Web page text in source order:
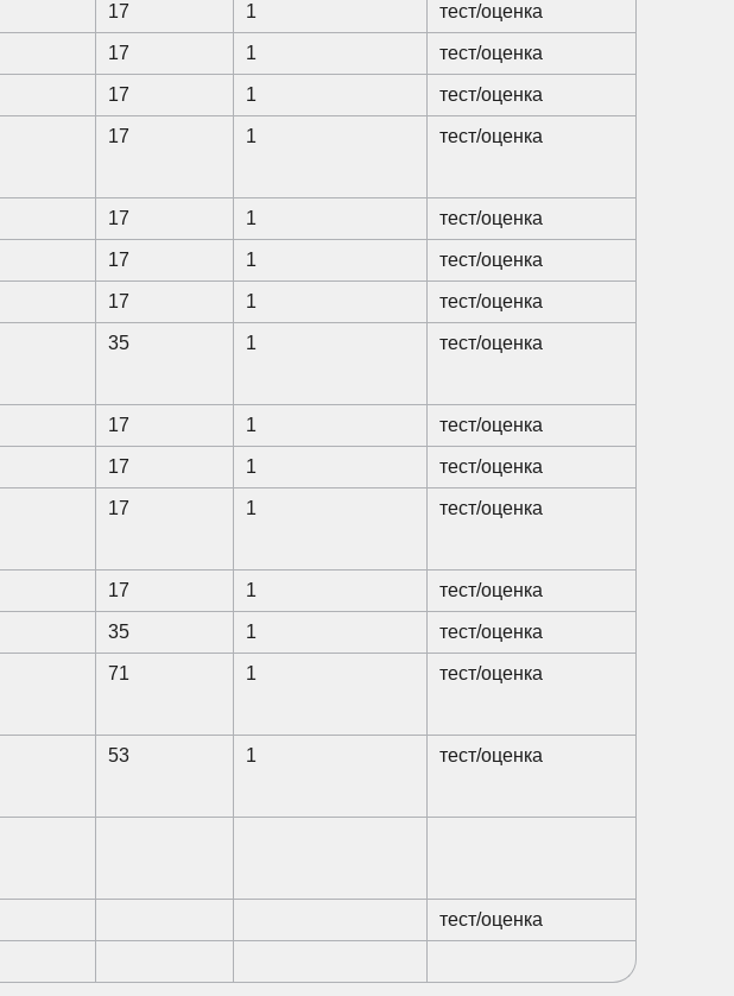
17 1 тест/оценка
17 1 тест/оценка
17 1 тест/оценка
17 1 тест/оценка
17 1 тест/оценка
17 1 тест/оценка
17 1 тест/оценка
35 1 тест/оценка
17 1 тест/оценка
17 1 тест/оценка
17 1 тест/оценка
17 1 тест/оценка
35 1 тест/оценка
71 1 тест/оценка
53 1 тест/оценка
тест/оценка